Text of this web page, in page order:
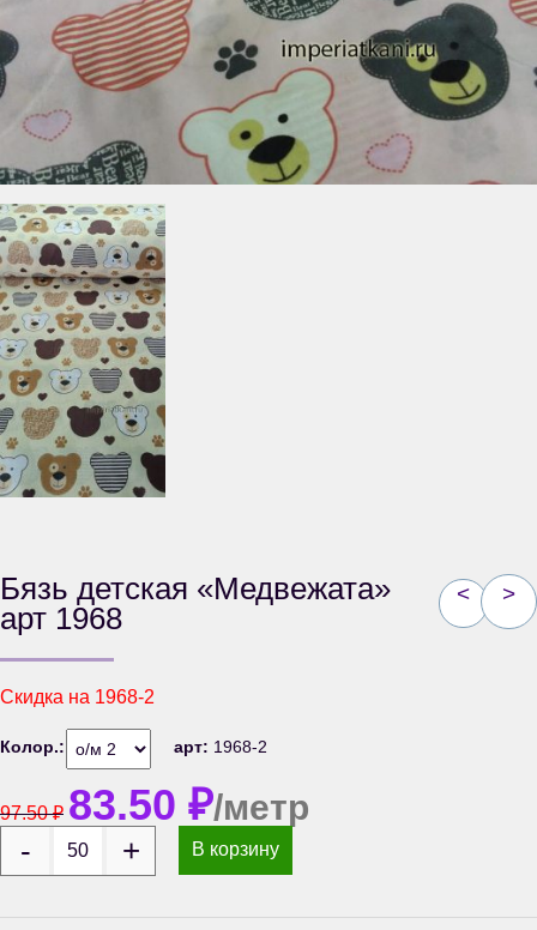
< >
Бязь детская «Медвежата»
арт 1968
Скидка на 1968-2
Колор.: арт: 1968-2
97.50₽ 83.50 ₽/метр
В корзину